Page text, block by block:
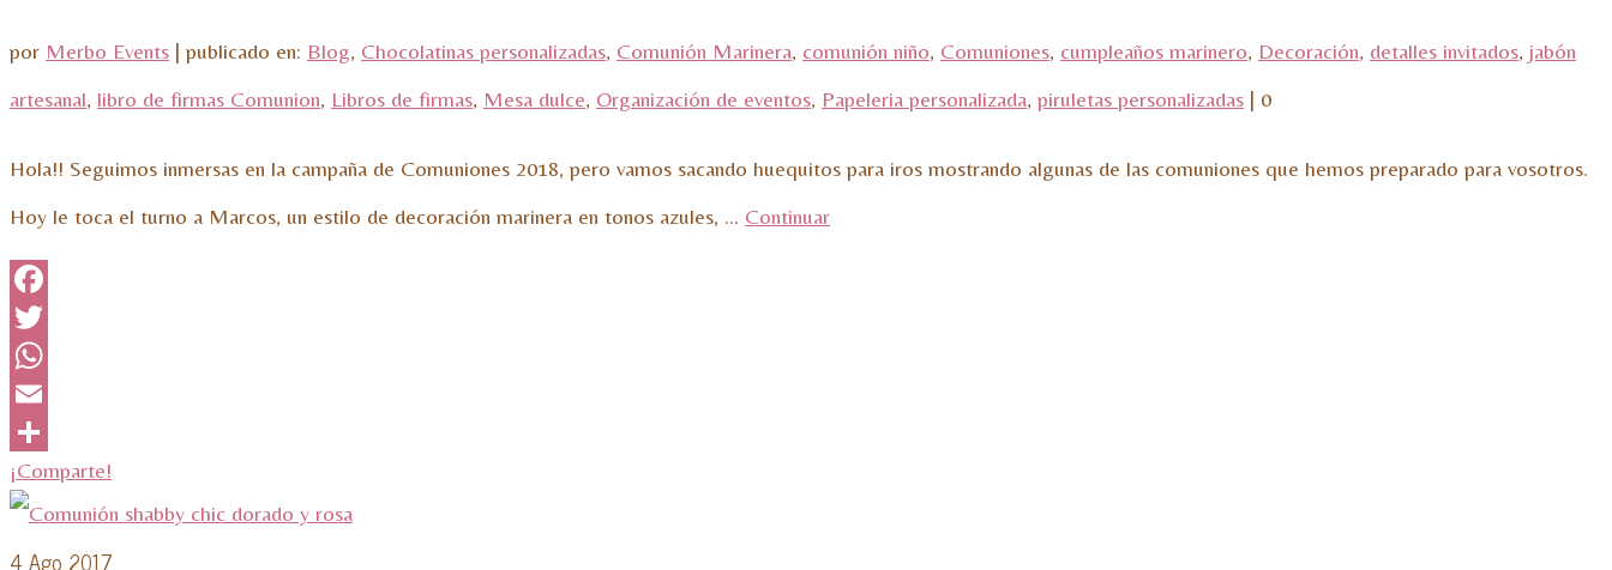
por Merbo Events | publicado en: Blog, Chocolatinas personalizadas, Comunión Marinera, comunión niño, Comuniones, cumpleaños marinero, Decoración, detalles invitados, jabón
artesanal, libro de firmas Comunion, Libros de firmas, Mesa dulce, Organización de eventos, Papeleria personalizada, piruletas personalizadas | 0
Hola!! Seguimos inmersas en la campaña de Comuniones 2018, pero vamos sacando huequitos para iros mostrando algunas de las comuniones que hemos preparado para vosotros.
Hoy le toca el turno a Marcos, un estilo de decoración marinera en tonos azules, … Continuar
Facebook
Twitter
WhatsApp
Email
¡Comparte!
4 Ago 2017